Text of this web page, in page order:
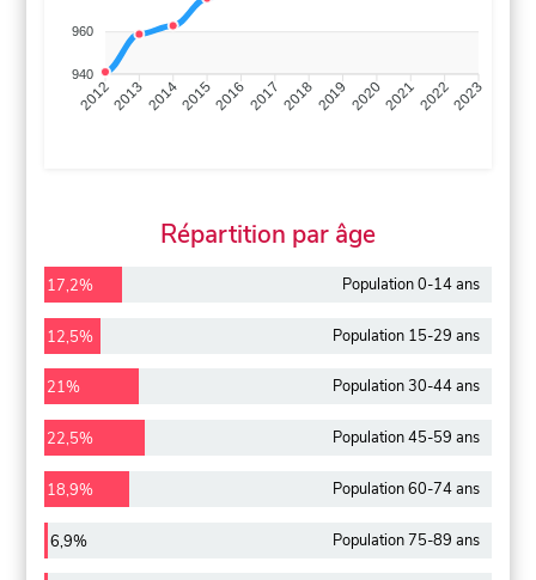
960
940
201220132014201520162017 20182019 2020202120222023
Répartition par âge
17,2% Population 0-14 ans
12,5% Population 15-29 ans
21% Population 30-44 ans
22,5% Population 45-59 ans
18,9% Population 60-74 ans
6,9% Population 75-89 ans